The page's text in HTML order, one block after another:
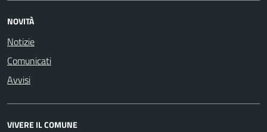
NOVITÀ
Notizie
Comunicati
Avvisi
VIVERE IL COMUNE